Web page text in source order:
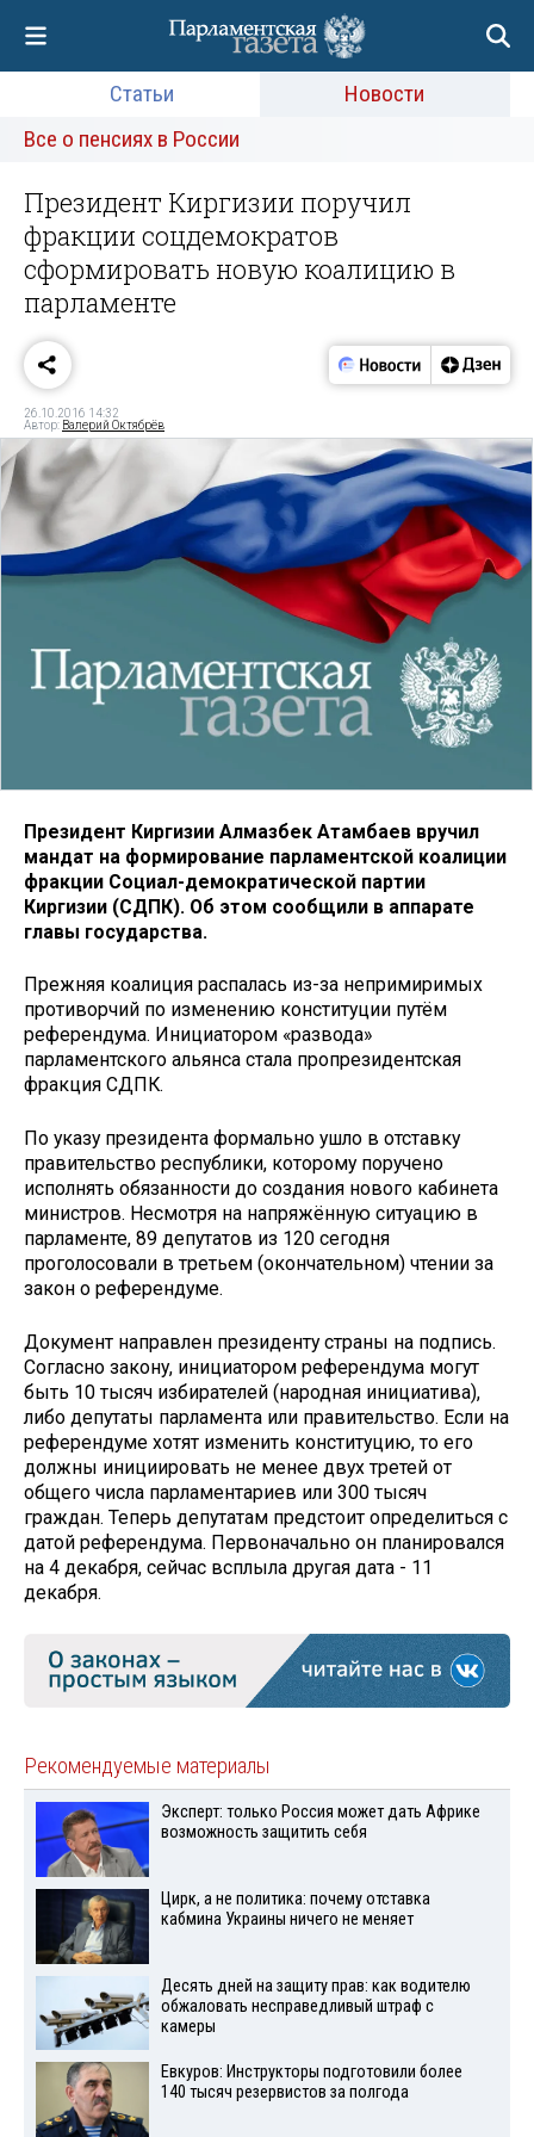
Статьи
Новости
Все о пенсиях в России
Президент Киргизии поручил
фракции соцдемократов
сформировать новую коалицию в
парламенте
26.10.2016 14:32
Автор: Валерий Октябрёв
Президент Киргизии Алмазбек Атамбаев вручил
мандат на формирование парламентской коалиции
фракции Социал-демократической партии
Киргизии (СДПК). Об этом сообщили в аппарате
главы государства.
Прежняя коалиция распалась из-за непримиримых
противорчий по изменению конституции путём
референдума. Инициатором «развода»
парламентского альянса стала пропрезидентская
фракция СДПК.
По указу президента формально ушло в отставку
правительство республики, которому поручено
исполнять обязанности до создания нового кабинета
министров. Несмотря на напряжённую ситуацию в
парламенте, 89 депутатов из 120 сегодня
проголосовали в третьем (окончательном) чтении за
закон о референдуме.
Документ направлен президенту страны на подпись.
Согласно закону, инициатором референдума могут
быть 10 тысяч избирателей (народная инициатива),
либо депутаты парламента или правительство. Если на
референдуме хотят изменить конституцию, то его
должны инициировать не менее двух третей от
общего числа парламентариев или 300 тысяч
граждан. Теперь депутатам предстоит определиться с
датой референдума. Первоначально он планировался
на 4 декабря, сейчас всплыла другая дата - 11
декабря.
Рекомендуемые материалы
Эксперт: только Россия может дать Африке
возможность защитить себя
Цирк, а не политика: почему отставка
кабмина Украины ничего не меняет
Десять дней на защиту прав: как водителю
обжаловать несправедливый штраф с
камеры
Евкуров: Инструкторы подготовили более
140 тысяч резервистов за полгода